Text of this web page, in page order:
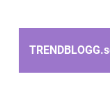
TRENDBLOGG.